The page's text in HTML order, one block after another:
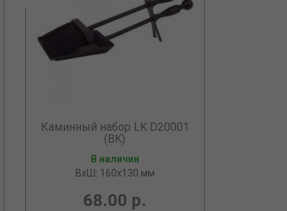
Каминный набор LK D20001
(BK)
В наличии
ВхШ: 160х130 мм
68.00 р.